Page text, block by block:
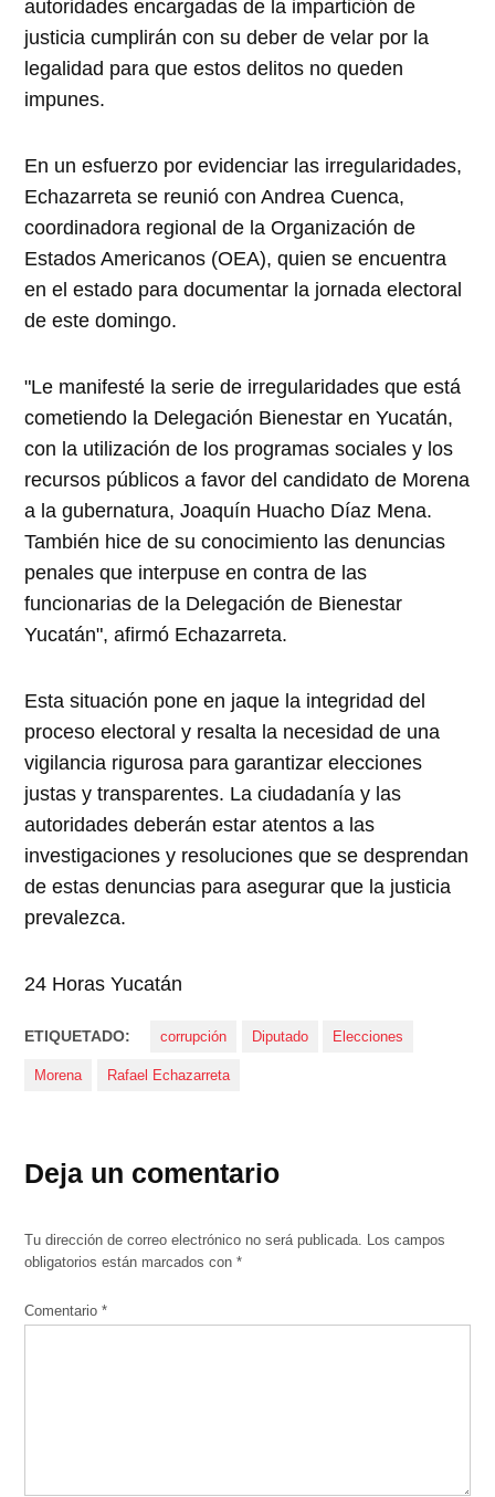
autoridades encargadas de la impartición de
justicia cumplirán con su deber de velar por la
legalidad para que estos delitos no queden
impunes.
En un esfuerzo por evidenciar las irregularidades,
Echazarreta se reunió con Andrea Cuenca,
coordinadora regional de la Organización de
Estados Americanos (OEA), quien se encuentra
en el estado para documentar la jornada electoral
de este domingo.
"Le manifesté la serie de irregularidades que está
cometiendo la Delegación Bienestar en Yucatán,
con la utilización de los programas sociales y los
recursos públicos a favor del candidato de Morena
a la gubernatura, Joaquín Huacho Díaz Mena.
También hice de su conocimiento las denuncias
penales que interpuse en contra de las
funcionarias de la Delegación de Bienestar
Yucatán", afirmó Echazarreta.
Esta situación pone en jaque la integridad del
proceso electoral y resalta la necesidad de una
vigilancia rigurosa para garantizar elecciones
justas y transparentes. La ciudadanía y las
autoridades deberán estar atentos a las
investigaciones y resoluciones que se desprendan
de estas denuncias para asegurar que la justicia
prevalezca.
24 Horas Yucatán
ETIQUETADO: corrupción Diputado Elecciones
Morena Rafael Echazarreta
Deja un comentario
Tu dirección de correo electrónico no será publicada. Los campos
obligatorios están marcados con*
Comentario*